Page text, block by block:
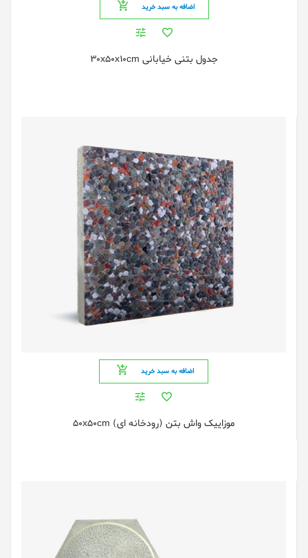
اضافه به سبد خرید
جدول بتنی خیابانی 30x50x10cm
اضافه به سبد خرید
موزاییک واش بتن (رودخانه ای) 50x50cm